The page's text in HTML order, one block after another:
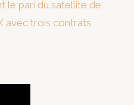
le pari du satellite de
avec trois contrats